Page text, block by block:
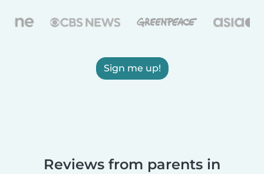
Sign me up!
Reviews from parents in